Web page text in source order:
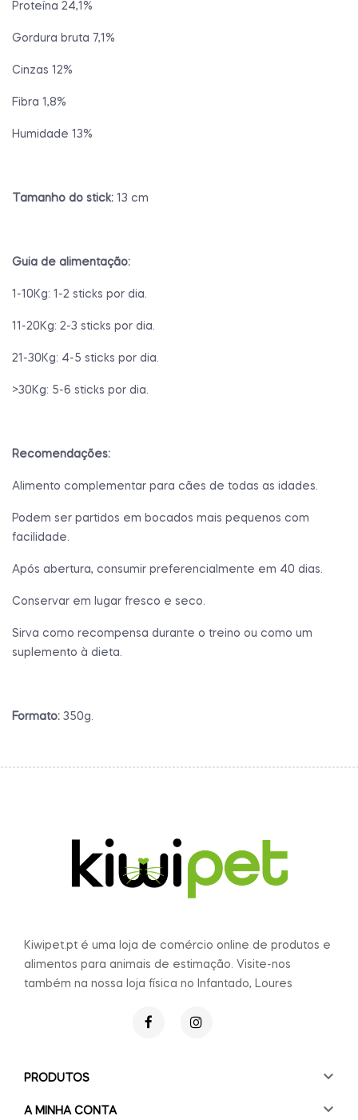
Proteína 24,1%
Gordura bruta 7,1%
Cinzas 12%
Fibra 1,8%
Humidade 13%
Tamanho do stick: 13 cm
Guia de alimentação:
1-10Kg: 1-2 sticks por dia.
11-20Kg: 2-3 sticks por dia.
21-30Kg: 4-5 sticks por dia.
>30Kg: 5-6 sticks por dia.
Recomendações:
Alimento complementar para cães de todas as idades.
Podem ser partidos em bocados mais pequenos com
facilidade.
Após abertura, consumir preferencialmente em 40 dias.
Conservar em lugar fresco e seco.
Sirva como recompensa durante o treino ou como um
suplemento à dieta.
Formato: 350g.
Kiwipet.pt é uma loja de comércio online de produtos e
alimentos para animais de estimação. Visite-nos
também na nossa loja física no Infantado, Loures
PRODUTOS 
A MINHA CONTA 